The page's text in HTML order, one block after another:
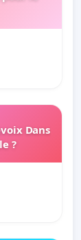
Dans
?